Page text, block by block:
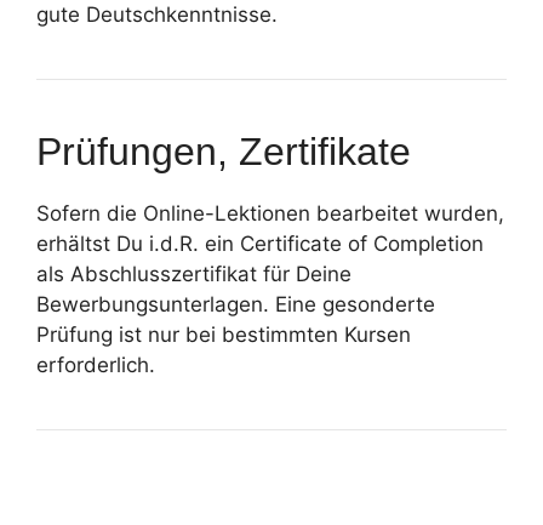
gute Deutschkenntnisse.
Prüfungen, Zertifikate
Sofern die Online-Lektionen bearbeitet wurden,
erhältst Du i.d.R. ein Certificate of Completion
als Abschlusszertifikat für Deine
Bewerbungsunterlagen. Eine gesonderte
Prüfung ist nur bei bestimmten Kursen
erforderlich.